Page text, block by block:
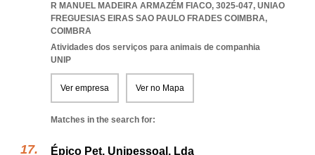
R MANUEL MADEIRA ARMAZÉM FIACO, 3025-047, UNIAO
FREGUESIAS EIRAS SAO PAULO FRADES COIMBRA,
COIMBRA
Atividades dos serviços para animais de companhia
UNIP
Ver empresa Ver no Mapa
Matches in the search for:
Épico Pet, Unipessoal, Lda